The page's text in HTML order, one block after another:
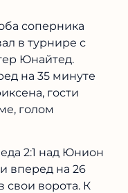
соперника
в турнире с
Юнайтед.
на 35 минуте
гости
голом
2:1 над Юнион
вперед на 26
свои ворота. К